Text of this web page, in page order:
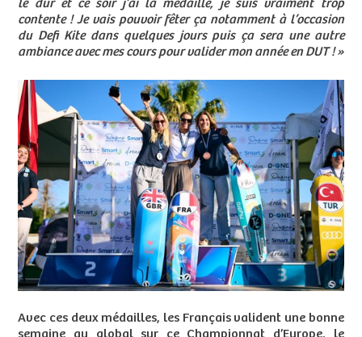
le dur et ce soir j’ai la médaille, je suis vraiment trop
contente ! Je vais pouvoir fêter ça notamment à l’occasion
du Defi Kite dans quelques jours puis ça sera une autre
ambiance avec mes cours pour valider mon année en DUT ! »
Avec ces deux médailles, les Français valident une bonne
semaine au global sur ce Championnat d’Europe, le